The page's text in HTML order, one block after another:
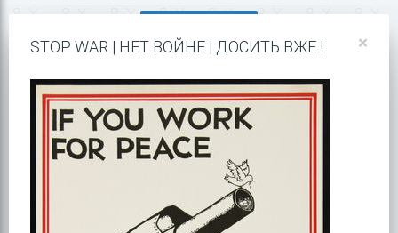
КЛУБЫ КИЕВА >>
РЕСТОРАНЫ В ЦЕНТРЕ КИЕВА >>
ПОКАЗАТЬ НА GOOGLE MAPS!
Карта с маршрутом, как добратся на мероприятие или проехать
к событию. Бизнес-ланч в Евразии
проспект Владимира Маяковского 5в, Киев, город Киев,
Украина. Как добраться? Как доехать? Маршрут.
×
STOP WAR | НЕТ ВОЙНЕ | ДОСИТЬ ВЖЕ !